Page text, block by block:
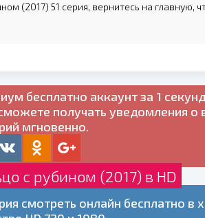
(2017) 51 серия, вернитесь на главную,
бесплатно аккаунт за 1
получать уведомления
мгновенно.
с рубином (2017) в HD
смотреть онлайн бесплатно в